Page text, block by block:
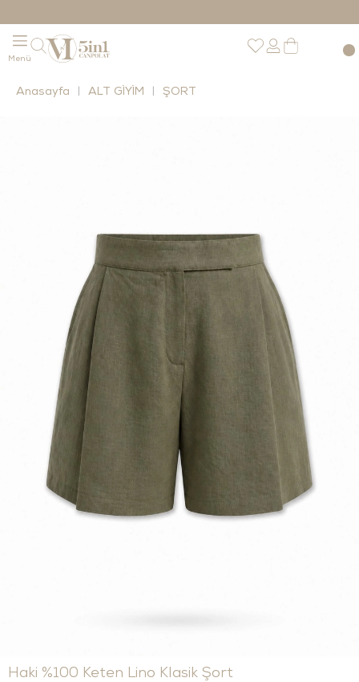
Anasayfa ALT GİYİM ŞORT
Haki %100 Keten Lino Klasik Şort